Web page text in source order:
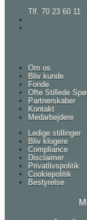
Tlf. 70 23 60 11
Om os
Bliv kunde
Fonde
Ofte Stillede
Partnerskaber
Kontakt
Medarbejdere
Ledige stillinger
Bliv klogere
Compliance
Disclaimer
Privatlivspolitik
Cookiepolitik
Bestyrelse